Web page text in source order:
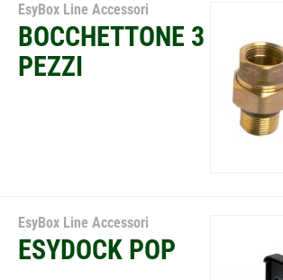
EsyBox Line Accessori
BOCCHETTONE 3
PEZZI
EsyBox Line Accessori
ESYDOCK POP